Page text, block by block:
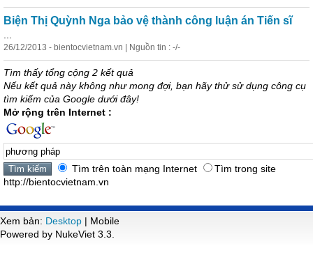
Biện Thị Quỳnh Nga bảo vệ thành công luận án Tiến sĩ
26/12/2013 - bientocvietnam.vn | Nguồn tin : -/-
Tìm thấy tổng cộng 2 kết quả
Nếu kết quả này không như mong đợi, bạn hãy thử sử dụng công cụ
tìm kiếm của Google dưới đây!
Mở rộng trên Internet :
Tìm trên toàn mạng Internet
Tìm trong site
http://bientocvietnam.vn
Xem bản: Desktop | Mobile
Powered by NukeViet 3.3.